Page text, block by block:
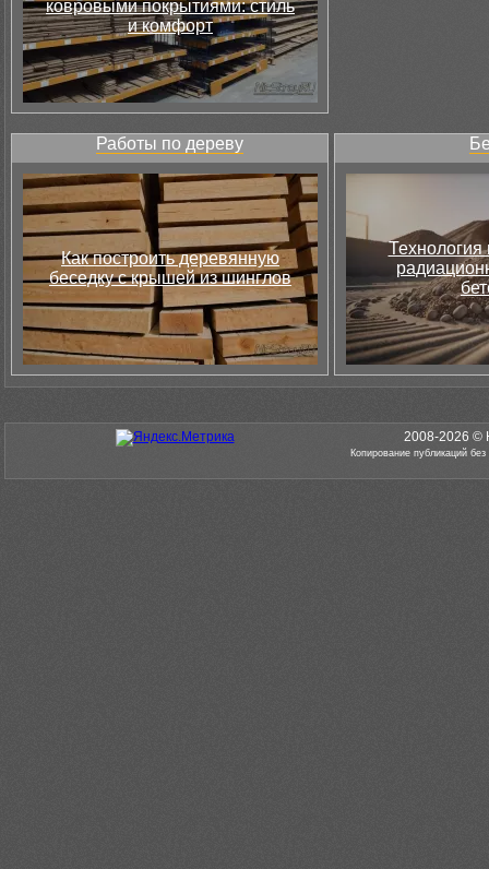
ковровыми покрытиями: стиль
и комфорт
Работы по дереву
Как построить деревянную
беседку с крышей из шинглов
Технология
2008-2026 ©
Копирование публикаций